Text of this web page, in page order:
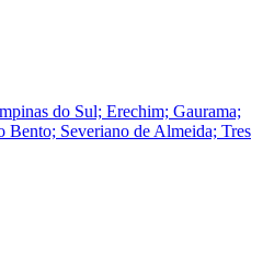
do Sul; Erechim; Gaurama;
Bento; Severiano de Almeida; Tres